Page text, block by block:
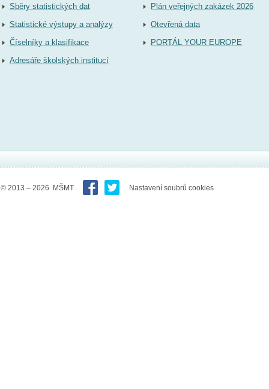
Sběry statistických dat
Statistické výstupy a analýzy
Číselníky a klasifikace
Adresáře školských institucí
Plán veřejných zakázek 2026
Otevřená data
PORTÁL YOUR EUROPE
© 2013 – 2026 MŠMT Nastavení soubrů cookies